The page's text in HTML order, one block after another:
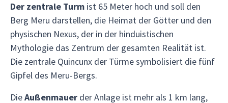
Der zentrale Turm ist 65 Meter hoch und soll den
Berg Meru darstellen, die Heimat der Götter und den
physischen Nexus, der in der hinduistischen
Mythologie das Zentrum der gesamten Realität ist.
Die zentrale Quincunx der Türme symbolisiert die fünf
Gipfel des Meru-Bergs.
DieAußenmauer der Anlage ist mehr als 1 km lang,